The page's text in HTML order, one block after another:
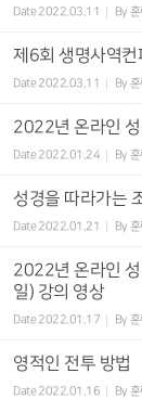
Date 2022.03.11 By 훈
제6회 생명사역컨
Date 2022.03.11 By 훈
2022년 온라인
Date 2022.01.24 By 훈
성경을 따라가는
Date 2022.01.21 By 훈
2022년 온라인
일) 강의 영상
Date 2022.01.17 By 훈
영적인 전투 방법
Date 2022.01.16 By 훈